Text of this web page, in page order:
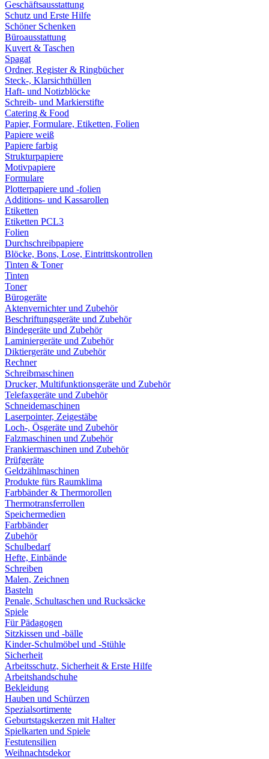
Geschäftsausstattung
Schutz und Erste Hilfe
Schöner Schenken
Büroausstattung
Kuvert & Taschen
Spagat
Ordner, Register & Ringbücher
Steck-, Klarsichthüllen
Haft- und Notizblöcke
Schreib- und Markierstifte
Catering & Food
Papier, Formulare, Etiketten, Folien
Papiere weiß
Papiere farbig
Strukturpapiere
Motivpapiere
Formulare
Plotterpapiere und -folien
Additions- und Kassarollen
Etiketten
Etiketten PCL3
Folien
Durchschreibpapiere
Blöcke, Bons, Lose, Eintrittskontrollen
Tinten & Toner
Tinten
Toner
Bürogeräte
Aktenvernichter und Zubehör
Beschriftungsgeräte und Zubehör
Bindegeräte und Zubehör
Laminiergeräte und Zubehör
Diktiergeräte und Zubehör
Rechner
Schreibmaschinen
Drucker, Multifunktionsgeräte und Zubehör
Telefaxgeräte und Zubehör
Schneidemaschinen
Laserpointer, Zeigestäbe
Loch-, Ösgeräte und Zubehör
Falzmaschinen und Zubehör
Frankiermaschinen und Zubehör
Prüfgeräte
Geldzählmaschinen
Produkte fürs Raumklima
Farbbänder & Thermorollen
Thermotransferrollen
Speichermedien
Farbbänder
Zubehör
Schulbedarf
Hefte, Einbände
Schreiben
Malen, Zeichnen
Basteln
Penale, Schultaschen und Rucksäcke
Spiele
Für Pädagogen
Sitzkissen und -bälle
Kinder-Schulmöbel und -Stühle
Sicherheit
Arbeitsschutz, Sicherheit & Erste Hilfe
Arbeitshandschuhe
Bekleidung
Hauben und Schürzen
Spezialsortimente
Geburtstagskerzen mit Halter
Spielkarten und Spiele
Festutensilien
Weihnachtsdekor